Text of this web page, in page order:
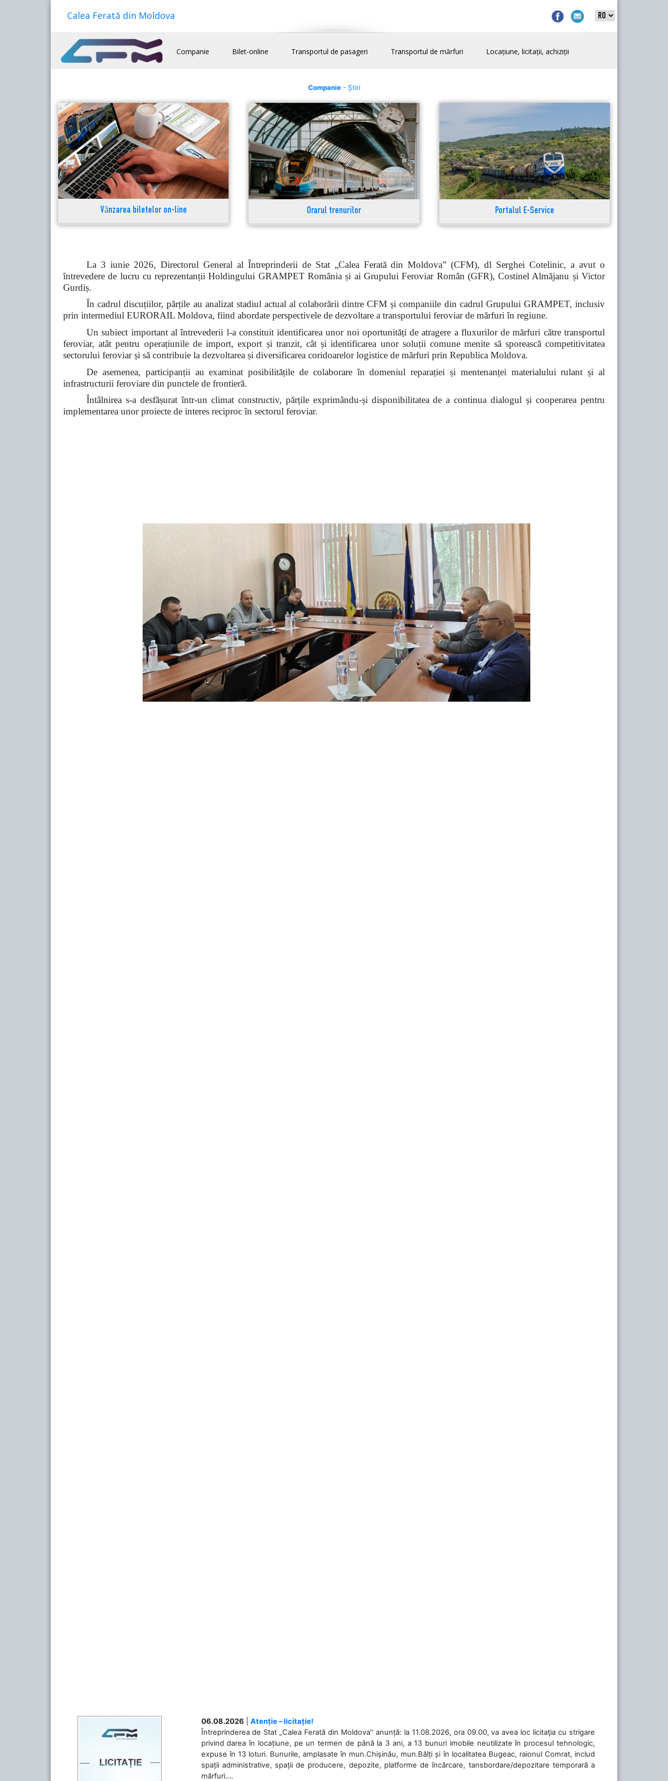
Calea Ferată din Moldova
Companie Bilet-online Transportul de pasageri Transportul de mărfuri Locațiune, licitații, achiziții
Companie- Știri
Vânzarea biletelor on-line Orarul trenurilor Portalul E-Service
La 3 iunie 2026, Directorul General al Întreprinderii de Stat „Calea Ferată din Moldova” (CFM), dl Serghei Cotelinic, a avut o
întrevedere de lucru cu reprezentanții Holdingului GRAMPET România și ai Grupului Feroviar Român (GFR), Costinel Almăjanu și Victor
Gurdiș.
În cadrul discuțiilor, părțile au analizat stadiul actual al colaborării dintre CFM și companiile din cadrul Grupului GRAMPET, inclusiv
prin intermediul EURORAIL Moldova, fiind abordate perspectivele de dezvoltare a transportului feroviar de mărfuri în regiune.
Un subiect important al întrevederii l-a constituit identificarea unor noi oportunități de atragere a fluxurilor de mărfuri către transportul
feroviar, atât pentru operațiunile de import, export și tranzit, cât și identificarea unor soluții comune menite să sporească competitivitatea
sectorului feroviar și să contribuie la dezvoltarea și diversificarea coridoarelor logistice de mărfuri prin Republica Moldova.
De asemenea, participanții au examinat posibilitățile de colaborare în domeniul reparației și mentenanței materialului rulant și al
infrastructurii feroviare din punctele de frontieră.
Întâlnirea s-a desfășurat într-un climat constructiv, părțile exprimându-și disponibilitatea de a continua dialogul și cooperarea pentru
implementarea unor proiecte de interes reciproc în sectorul feroviar.
06.08.2026
Atenție – licitație!
Întreprinderea de Stat „Calea Ferată din Moldova” anunță: la 11.08.2026, ora 09.00, va avea loc licitaţia cu strigare
privind darea în locațiune, pe un termen de până la 3 ani, a 13 bunuri imobile neutilizate în procesul tehnologic,
expuse în 13 loturi. Bunurile, amplasate în mun.Chișinău, mun.Bălți și în localitatea Bugeac, raionul Comrat, includ
spații administrative, spații de producere, depozite, platforme de încărcare, tansbordare/depozitare temporară a
mărfuri....